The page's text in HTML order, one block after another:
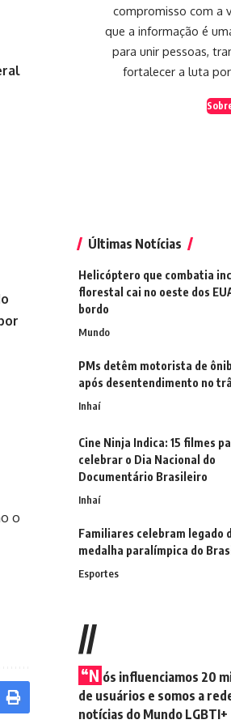
o
compromisso com a
que a informação é
para unir pessoas,
fortalecer a luta
Últimas Notícias
Helicóptero que combatia
florestal cai no oeste dos
bordo
Mundo
PMs detêm motorista de
após desentendimento no
Inhaí
Cine Ninja Indica: 15 filmes
celebrar o Dia Nacional do
Documentário Brasileiro
Inhaí
Familiares celebram legado
medalha paralímpica do
Esportes
//
“N ós influenciamos 20
de usuários e somos a
notícias do Mundo LGBTI+